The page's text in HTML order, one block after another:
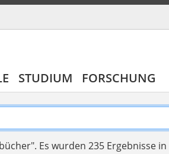
STUDIUM FORSCHUNG
Es wurden 235 Ergebnisse